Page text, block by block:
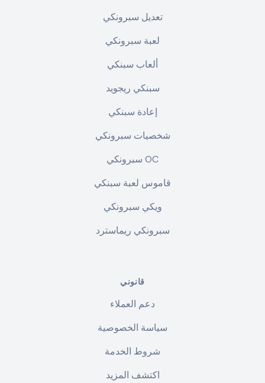
تعديل سبرونكي
لعبة سبرونكي
ألعاب سبنكي
سبنكي ريجويد
إعادة سبنكي
شخصيات سبرونكي
سبرونكي OC
قاموس لعبة سبنكي
ويكي سبرونكي
سبرونكي ريماسترد
قانوني
دعم العملاء
سياسة الخصوصية
شروط الخدمة
اكتشف المزيد